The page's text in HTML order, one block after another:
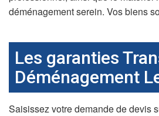
déménagement serein. Vos biens
Les garanties
Déménagement
Saisissez votre demande de devis